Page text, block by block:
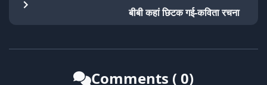
बीबी कहां छिटक गई-कविता रचना
Comments ( 0)